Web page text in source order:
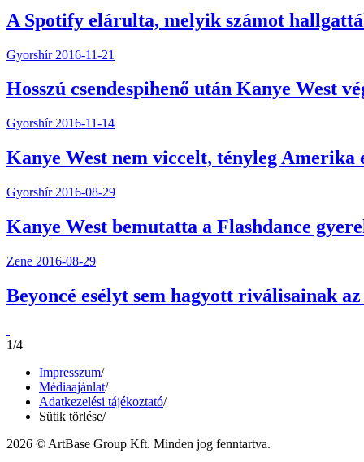
A Spotify elárulta, melyik számot
Gyorshír 2016-11-21
Hosszú csendespihenő után Kanye West
Gyorshír 2016-11-14
Kanye West nem viccelt, tényleg Amerika
Gyorshír 2016-08-29
Kanye West bemutatta a Flashdance
Zene 2016-08-29
Beyoncé esélyt sem hagyott riválisainak
1/4
Impresszum/
Médiaajánlat/
Adatkezelési tájékoztató/
Sütik törlése/
2026 © ArtBase Group Kft. Minden jog fenntartva.